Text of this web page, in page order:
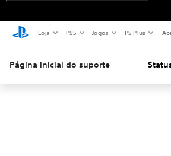
Loja PS5 Jogos PS Plus
Página inicial do suporte